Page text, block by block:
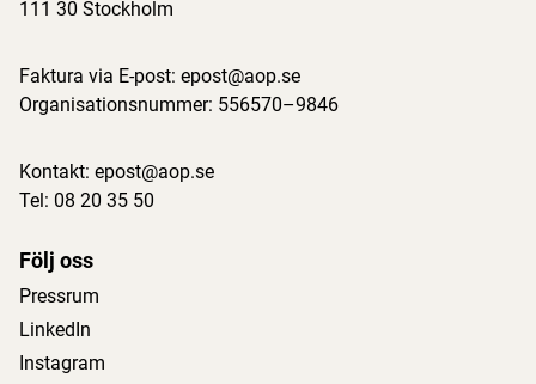
111 30 Stockholm
Faktura via E-post: epost@aop.se
Organisationsnummer: 556570–9846
Kontakt: epost@aop.se
Tel: 08 20 35 50
Följ oss
Pressrum
LinkedIn
Instagram